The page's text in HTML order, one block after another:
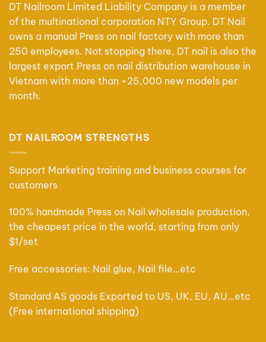
thể.
Các
tùy
chọn
có
thể
được
phẩm
thể.
Các
chọn
có
thể
được
DT Nailroom Limited Liability Company is a member
of the multinational corporation NTY Group. DT Nail
owns a manual Press on nail factory with more than
250 employees. Not stopping there, DT nail is also the
largest export Press on nail distribution warehouse in
Vietnam with more than +25,000 new models per
month.
DT NAILROOM STRENGTHS
Support Marketing training and business courses for
customers
100% handmade Press on Nail wholesale production,
the cheapest price in the world, starting from only
$1/set
Free accessories: Nail glue, Nail file…etc
Standard AS goods Exported to US, UK, EU, AU…etc
(Free international shipping)